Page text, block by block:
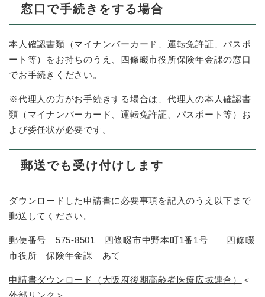
窓口で手続きをする場合
本人確認書類（マイナンバーカード、運転免許証、パスポ
ート等）をお持ちのうえ、四條畷市役所保険年金課の窓口
でお手続きください。
※代理人の方がお手続きする場合は、代理人の本人確認書
類（マイナンバーカード、運転免許証、パスポート等）お
よび委任状が必要です。
郵送でも受け付けします
ダウンロードした申請書に必要事項を記入のうえ以下まで
郵送してください。
郵便番号 575-8501 四條畷市中野本町1番1号 四條畷
市役所 保険年金課 あて
申請書ダウンロード（大阪府後期高齢者医療広域連合）
＜
外部リンク＞